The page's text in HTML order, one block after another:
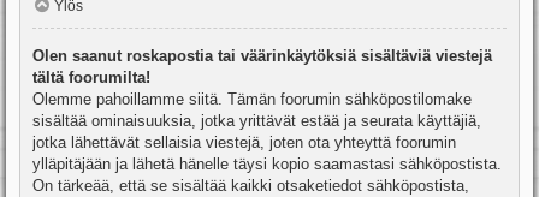
Ylös
Olen saanut roskapostia tai väärinkäytöksiä sisältäviä viestejä
tältä foorumilta!
Olemme pahoillamme siitä. Tämän foorumin sähköpostilomake
sisältää ominaisuuksia, jotka yrittävät estää ja seurata käyttäjiä,
jotka lähettävät sellaisia viestejä, joten ota yhteyttä foorumin
ylläpitäjään ja lähetä hänelle täysi kopio saamastasi sähköpostista.
On tärkeää, että se sisältää kaikki otsaketiedot sähköpostista,